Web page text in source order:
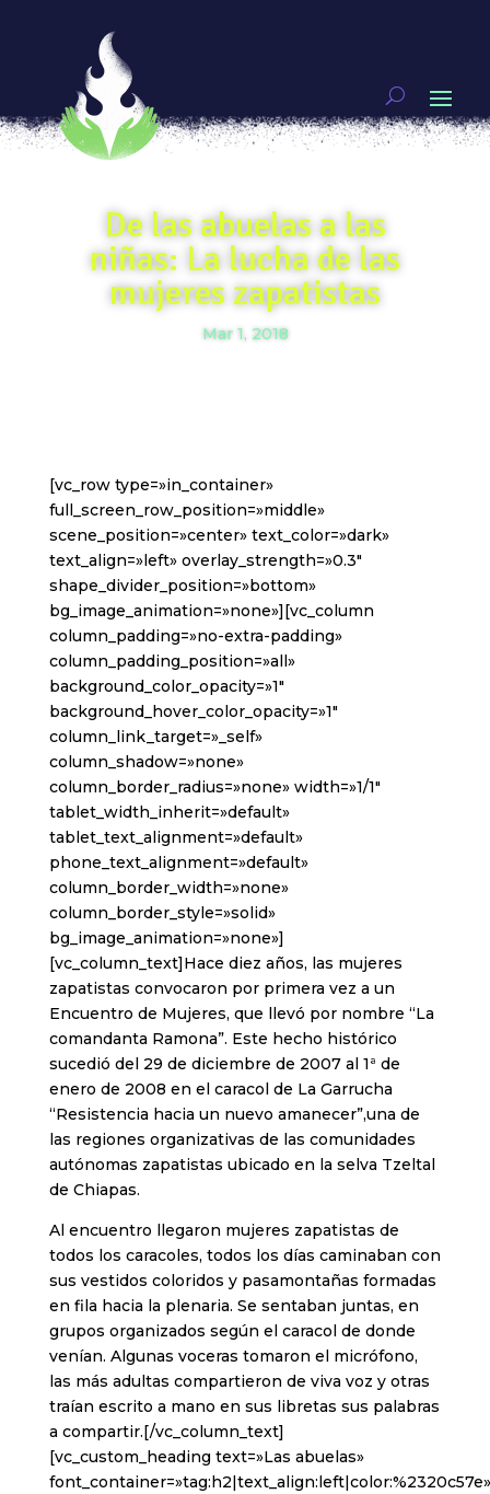
De las abuelas a las
niñas: La lucha de las
mujeres zapatistas
Mar 1, 2018
[vc_row type=»in_container»
full_screen_row_position=»middle»
scene_position=»center» text_color=»dark»
text_align=»left» overlay_strength=»0.3″
shape_divider_position=»bottom»
bg_image_animation=»none»][vc_column
column_padding=»no-extra-padding»
column_padding_position=»all»
background_color_opacity=»1″
background_hover_color_opacity=»1″
column_link_target=»_self»
column_shadow=»none»
column_border_radius=»none» width=»1/1″
tablet_width_inherit=»default»
tablet_text_alignment=»default»
phone_text_alignment=»default»
column_border_width=»none»
column_border_style=»solid»
bg_image_animation=»none»]
[vc_column_text]Hace diez años, las mujeres
zapatistas convocaron por primera vez a un
Encuentro de Mujeres, que llevó por nombre “La
comandanta Ramona”. Este hecho histórico
sucedió del 29 de diciembre de 2007 al 1ª de
enero de 2008 en el caracol de La Garrucha
“Resistencia hacia un nuevo amanecer”,una de
las regiones organizativas de las comunidades
autónomas zapatistas ubicado en la selva Tzeltal
de Chiapas.
Al encuentro llegaron mujeres zapatistas de
todos los caracoles, todos los días caminaban con
sus vestidos coloridos y pasamontañas formadas
en fila hacia la plenaria. Se sentaban juntas, en
grupos organizados según el caracol de donde
venían. Algunas voceras tomaron el micrófono,
las más adultas compartieron de viva voz y otras
traían escrito a mano en sus libretas sus palabras
a compartir.[/vc_column_text]
[vc_custom_heading text=»Las abuelas»
font_container=»tag:h2|text_align:left|color:%2320c57e»